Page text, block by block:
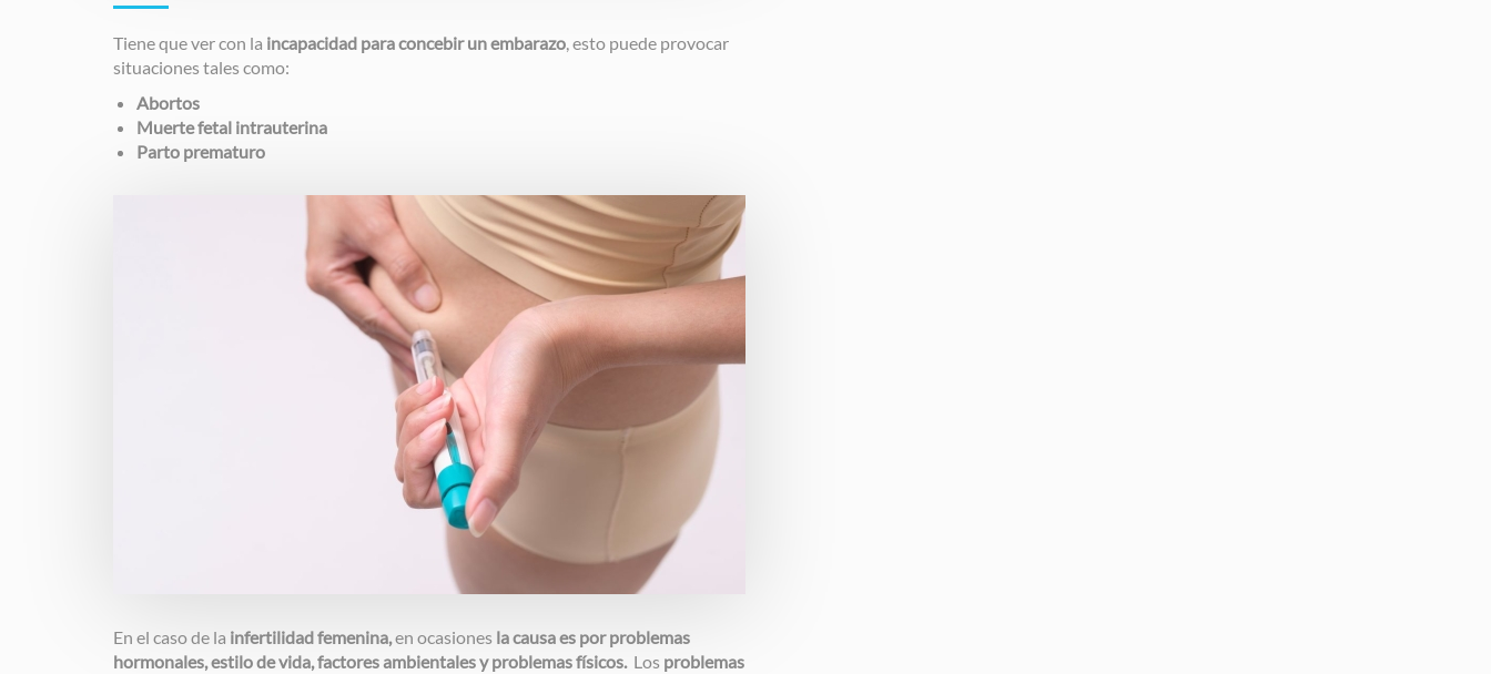
Tiene que ver con la incapacidad para concebir un embarazo, esto puede provocar
situaciones tales como:
Abortos
Muerte fetal intrauterina
Parto prematuro
En el caso de la infertilidad femenina,en ocasiones la causa es por problemas
hormonales, estilo de vida, factores ambientales y problemas físicos.Los problemas